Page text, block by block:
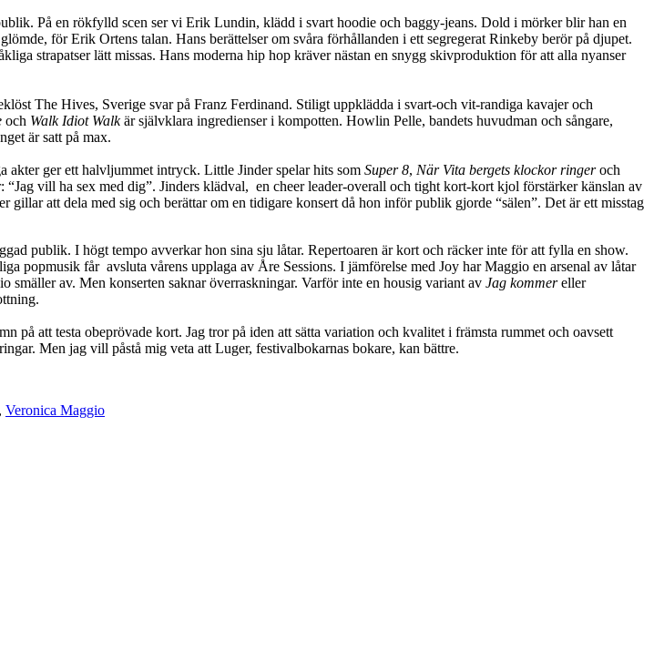
På en rökfylld scen ser vi Erik Lundin, klädd i svart hoodie och baggy-jeans. Dold i mörker blir han en
för Erik Ortens talan. Hans berättelser om svåra förhållanden i ett segregerat Rinkeby berör på djupet.
strapatser lätt missas. Hans moderna hip hop kräver nästan en snygg skivproduktion för att alla nyanser
The Hives, Sverige svar på Franz Ferdinand. Stiligt uppklädda i svart-och vit-randiga kavajer och
och Walk Idiot Walkär självklara ingredienser i kompotten. Howlin Pelle, bandets huvudman och sångare,
är satt på max.
akter ger ett halvljummet intryck. Little Jinder spelar hits som Super 8, När Vita bergets klockor ringeroch
vill ha sex med dig”. Jinders klädval, en cheer leader-overall och tight kort-kort kjol förstärker känslan av
att dela med sig och berättar om en tidigare konsert då hon inför publik gjorde “sälen”. Det är ett misstag
publik. I högt tempo avverkar hon sina sju låtar. Repertoaren är kort och räcker inte för att fylla en show.
popmusik får avsluta vårens upplaga av Åre Sessions. I jämförelse med Joy har Maggio en arsenal av låtar
smäller av. Men konserten saknar överraskningar. Varför inte en housig variant av Jag kommereller
på att testa obeprövade kort. Jag tror på iden att sätta variation och kvalitet i främsta rummet och oavsett
Men jag vill påstå mig veta att Luger, festivalbokarnas bokare, kan bättre.
, Veronica Maggio